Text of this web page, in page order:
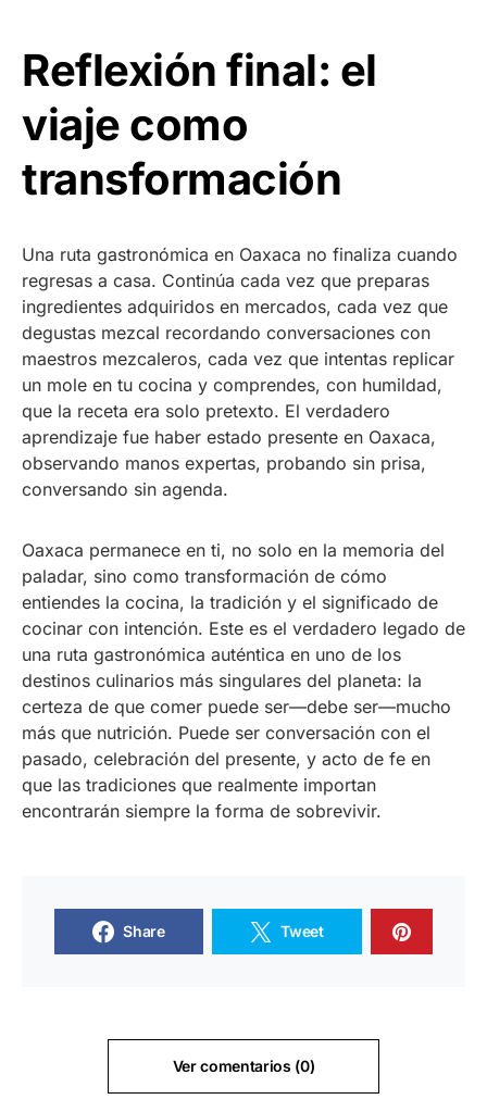
Reflexión final: el
viaje como
transformación
Una ruta gastronómica en Oaxaca no finaliza cuando
regresas a casa. Continúa cada vez que preparas
ingredientes adquiridos en mercados, cada vez que
degustas mezcal recordando conversaciones con
maestros mezcaleros, cada vez que intentas replicar
un mole en tu cocina y comprendes, con humildad,
que la receta era solo pretexto. El verdadero
aprendizaje fue haber estado presente en Oaxaca,
observando manos expertas, probando sin prisa,
conversando sin agenda.
Oaxaca permanece en ti, no solo en la memoria del
paladar, sino como transformación de cómo
entiendes la cocina, la tradición y el significado de
cocinar con intención. Este es el verdadero legado de
una ruta gastronómica auténtica en uno de los
destinos culinarios más singulares del planeta: la
certeza de que comer puede ser—debe ser—mucho
más que nutrición. Puede ser conversación con el
pasado, celebración del presente, y acto de fe en
que las tradiciones que realmente importan
encontrarán siempre la forma de sobrevivir.
Share Tweet
Ver comentarios (0)